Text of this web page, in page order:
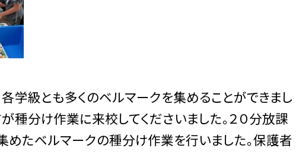
各学級とも多くのベルマークを集めることができまし
種分け作業に来校してくださいました。２０分放課
めたベルマークの種分け作業を行いました。保護者